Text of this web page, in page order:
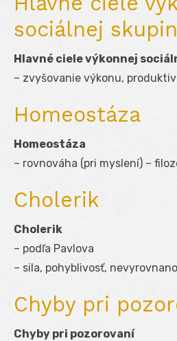
sociálnej
Hlavné ciele výkonnej
– zvyšovanie výkonu,
Homeostáza
Homeostáza
– rovnováha (pri myslení) –
Cholerik
Cholerik
– podľa Pavlova
– sila, pohyblivosť,
Chyby pri
Chyby pri pozorovaní